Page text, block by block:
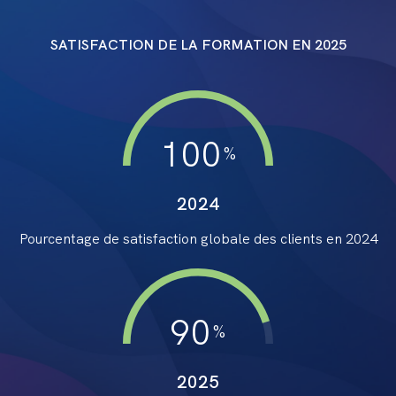
SATISFACTION DE LA FORMATION EN 2025
100
2024
Pourcentage de satisfaction globale des clients en 2024
90
2025